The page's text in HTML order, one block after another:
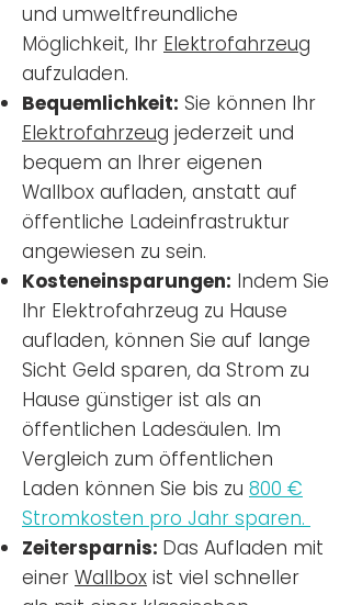
und umweltfreundliche
Möglichkeit, Ihr Elektrofahrzeug
aufzuladen.
Bequemlichkeit: Sie können Ihr
Elektrofahrzeug jederzeit und
bequem an Ihrer eigenen
Wallbox aufladen, anstatt auf
öffentliche Ladeinfrastruktur
angewiesen zu sein.
Kosteneinsparungen: Indem Sie
Ihr Elektrofahrzeug zu Hause
aufladen, können Sie auf lange
Sicht Geld sparen, da Strom zu
Hause günstiger ist als an
öffentlichen Ladesäulen. Im
Vergleich zum öffentlichen
Laden können Sie bis zu 800 €
Stromkosten pro Jahr sparen.
Zeitersparnis: Das Aufladen mit
einer Wallbox ist viel schneller